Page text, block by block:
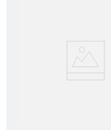
lavaliera